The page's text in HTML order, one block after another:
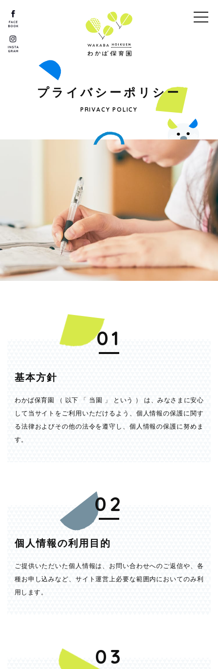
プ ラ イバ シ ー ポ リ シー
PRIVACY POLICY
01
基本方針
わかば保育園 （ 以下 「 当園 」 という ） は、みなさまに安心
して当サイトをご利用いただけるよう、個人情報の保護に関す
る法律およびその他の法令を遵守し、個人情報の保護に努めま
す。
02
個人情報の利用目的
ご提供いただいた個人情報は、お問い合わせへのご返信や、各
種お申し込みなど、サイト運営上必要な範囲内においてのみ利
用します。
03